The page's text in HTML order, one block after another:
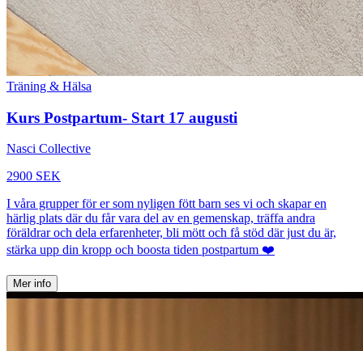
Träning & Hälsa
Kurs Postpartum- Start 17 augusti
Nasci Collective
2900 SEK
I våra grupper för er som nyligen fött barn ses vi och skapar en
härlig plats där du får vara del av en gemenskap, träffa andra
föräldrar och dela erfarenheter, bli mött och få stöd där just du är,
stärka upp din kropp och boosta tiden postpartum ❤️
Mer info